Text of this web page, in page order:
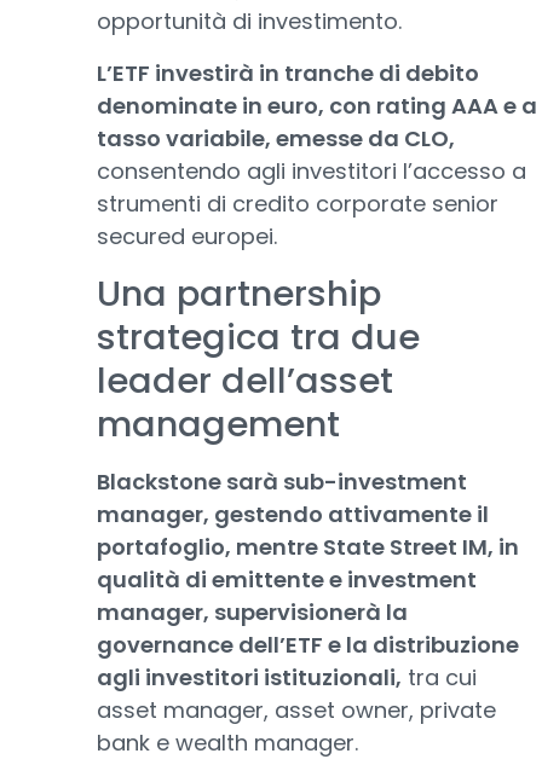
opportunità di investimento.
L’ETF investirà in tranche di debito
denominate in euro, con rating AAA e a
tasso variabile, emesse da CLO,
consentendo agli investitori l’accesso a
strumenti di credito corporate senior
secured europei.
Una partnership
strategica tra due
leader dell’asset
management
Blackstone sarà sub-investment
manager, gestendo attivamente il
portafoglio, mentre State Street IM, in
qualità di emittente e investment
manager, supervisionerà la
governance dell’ETF e la distribuzione
agli investitori istituzionali, tra cui
asset manager, asset owner, private
bank e wealth manager.